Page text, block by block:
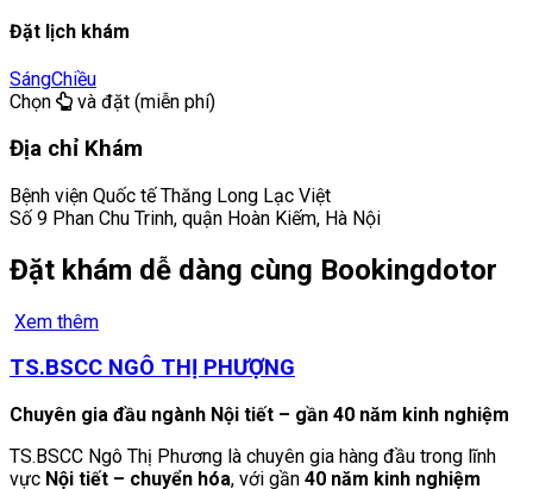
Đặt lịch khám
SángChiều
Chọn
và đặt (miễn phí)
Địa chỉ Khám
Bệnh viện Quốc tế Thăng Long Lạc Việt
Số 9 Phan Chu Trinh, quận Hoàn Kiếm, Hà Nội
Đặt khám dễ dàng cùng Bookingdotor
Xem thêm
TS.BSCC NGÔ THỊ PHƯỢNG
Chuyên gia đầu ngành Nội tiết – gần 40 năm kinh nghiệm
TS.BSCC Ngô Thị Phương là chuyên gia hàng đầu trong lĩnh
vực Nội tiết – chuyển hóa, với gần 40 năm kinh nghiệm